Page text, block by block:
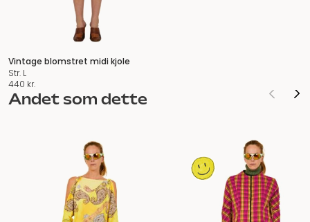
Vintage blomstret midi kjole
Str. L
440 kr.
Andet som dette